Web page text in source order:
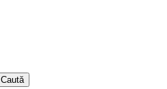
Caută